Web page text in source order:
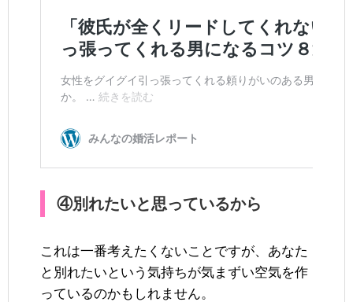
④別れたいと思っているから
これは一番考えたくないことですが、あなた
と別れたいという気持ちが気まずい空気を作
っているのかもしれません。